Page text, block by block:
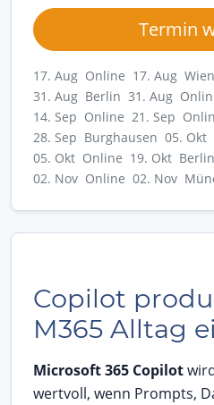
Termin
17. Aug Online 17. Aug Wien
31. Aug Berlin 31. Aug
14. Sep Online 21. Sep
28. Sep Burghausen 05. Okt
05. Okt Online 19. Okt Berlin
02. Nov Online 02. Nov
Copilot
M365 Alltag
Microsoft 365 Copilot
wertvoll, wenn Prompts,